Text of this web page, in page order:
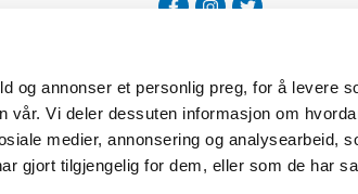
og annonser et personlig preg, for å levere
vår. Vi deler dessuten informasjon om
medier, annonsering og analysearbeid,
gjort tilgjengelig for dem, eller som de har
Torshov Sport har over 90 års
klubbhandel. Torshov Sport har
Drammen, Sandvika Storsenter